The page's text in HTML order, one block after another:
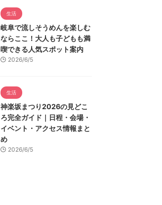
生活
岐阜で流しそうめんを楽しむ
ならここ！大人も子どもも満
喫できる人気スポット案内
2026/6/5
生活
神楽坂まつり2026の見どこ
ろ完全ガイド｜日程・会場・
イベント・アクセス情報まと
め
2026/6/5